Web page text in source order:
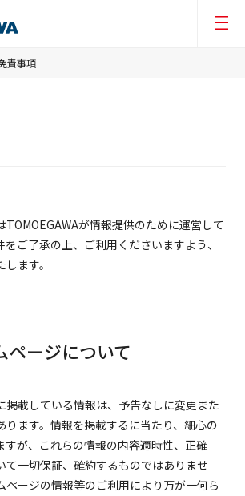
責事項
TOMOEGAWAが情報提供のために運営して
ご了承の上、ご利用くださいますよう、
ます。
ページについて
掲載している情報は、予告なしに変更また
ります。情報を掲載するに当たり、細心の
すが、これらの情報の内容適時性、正確
て一切保証、確約するものではありませ
ページの情報等のご利用により万が一何ら